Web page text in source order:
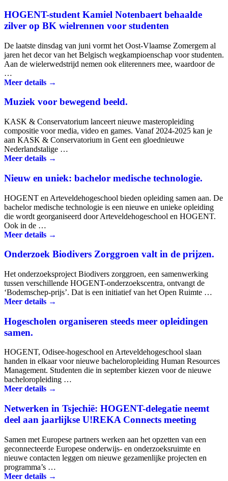
HOGENT-student Kamiel Notenbaert behaalde
zilver op BK wielrennen voor studenten
De laatste dinsdag van juni vormt het Oost-Vlaamse Zomergem al
jaren het decor van het Belgisch wegkampioenschap voor studenten.
Aan de wielerwedstrijd nemen ook eliterenners mee, waardoor de
…
Meer details →
Muziek voor bewegend beeld.
KASK & Conservatorium lanceert nieuwe masteropleiding
compositie voor media, video en games. Vanaf 2024-2025 kan je
aan KASK & Conservatorium in Gent een gloednieuwe
Nederlandstalige …
Meer details →
Nieuw en uniek: bachelor medische technologie.
HOGENT en Arteveldehogeschool bieden opleiding samen aan. De
bachelor medische technologie is een nieuwe en unieke opleiding
die wordt georganiseerd door Arteveldehogeschool en HOGENT.
Ook in de …
Meer details →
Onderzoek Biodivers Zorggroen valt in de prijzen.
Het onderzoeksproject Biodivers zorggroen, een samenwerking
tussen verschillende HOGENT-onderzoekscentra, ontvangt de
‘Bodemschep-prijs’. Dat is een initiatief van het Open Ruimte …
Meer details →
Hogescholen organiseren steeds meer opleidingen
samen.
HOGENT, Odisee-hogeschool en Arteveldehogeschool slaan
handen in elkaar voor nieuwe bacheloropleiding Human Resources
Management. Studenten die in september kiezen voor de nieuwe
bacheloropleiding …
Meer details →
Netwerken in Tsjechië: HOGENT-delegatie neemt
deel aan jaarlijkse U!REKA Connects meeting
Samen met Europese partners werken aan het opzetten van een
geconnecteerde Europese onderwijs- en onderzoeksruimte en
nieuwe contacten leggen om nieuwe gezamenlijke projecten en
programma’s …
Meer details →